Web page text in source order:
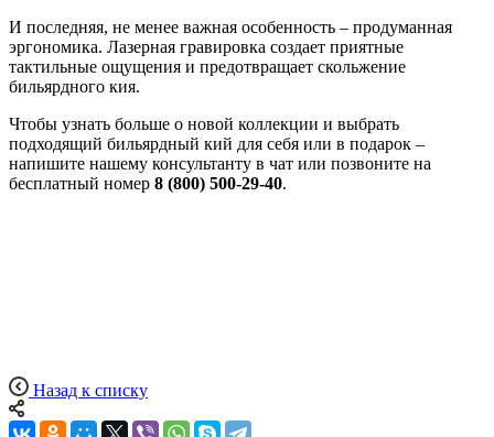
И последняя, не менее важная особенность – продуманная
эргономика. Лазерная гравировка создает приятные
тактильные ощущения и предотвращает скольжение
бильярдного кия.
Чтобы узнать больше о новой коллекции и выбрать
подходящий бильярдный кий для себя или в подарок –
напишите нашему консультанту в чат или позвоните на
бесплатный номер 8 (800) 500-29-40.
Назад к списку